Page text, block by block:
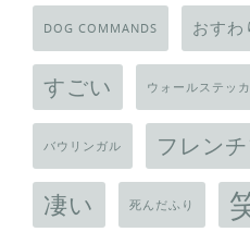
DOG COMMANDS おすわ
すごい ウォールステッ
バウリンガル フレン
凄い 死んだふり